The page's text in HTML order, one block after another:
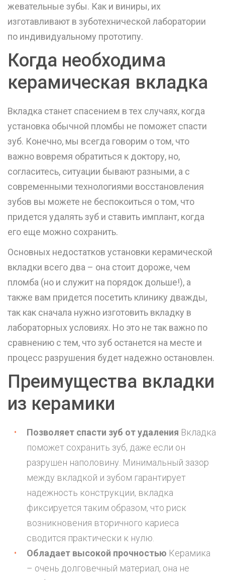
жевательные зубы. Как и виниры, их
изготавливают в зуботехнической лаборатории
по индивидуальному прототипу.
Когда необходима
керамическая вкладка
Вкладка станет спасением в тех случаях, когда
установка обычной пломбы не поможет спасти
зуб. Конечно, мы всегда говорим о том, что
важно вовремя обратиться к доктору, но,
согласитесь, ситуации бывают разными, а с
современными технологиями восстановления
зубов вы можете не беспокоиться о том, что
придется удалять зуб и ставить имплант, когда
его еще можно сохранить.
Основных недостатков установки керамической
вкладки всего два – она стоит дороже, чем
пломба (но и служит на порядок дольше!), а
также вам придется посетить клинику дважды,
так как сначала нужно изготовить вкладку в
лабораторных условиях. Но это не так важно по
сравнению с тем, что зуб останется на месте и
процесс разрушения будет надежно остановлен.
Преимущества вкладки
из керамики
Позволяет спасти зуб от удаления Вкладка
поможет сохранить зуб, даже если он
разрушен наполовину. Минимальный зазор
между вкладкой и зубом гарантирует
надежность конструкции, вкладка
фиксируется таким образом, что риск
возникновения вторичного кариеса
сводится практически к нулю.
Обладает высокой прочностью Керамика
– очень долговечный материал, она не